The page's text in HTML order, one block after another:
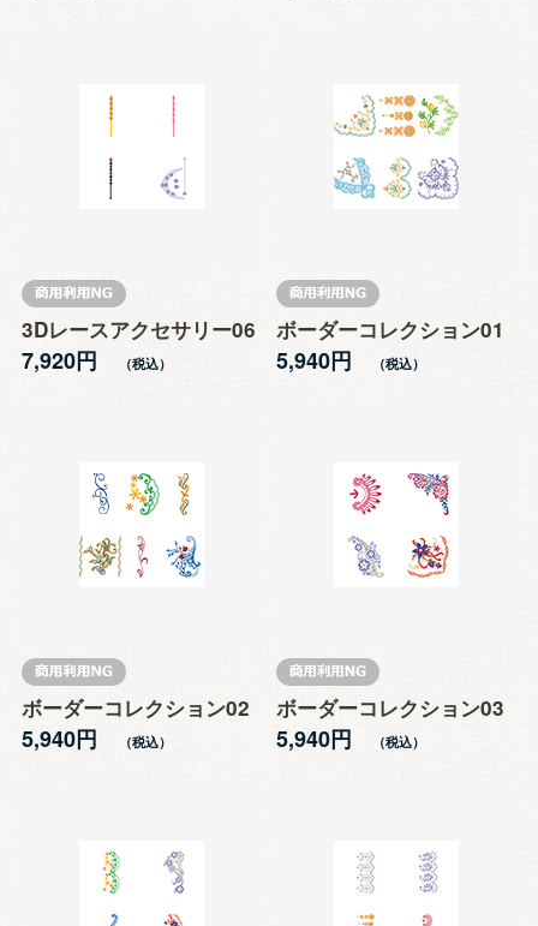
3Dレースアクセサリー06
7,920円
ボーダーコレクション01
5,940円
ボーダーコレクション02
5,940円
ボーダーコレクション03
5,940円